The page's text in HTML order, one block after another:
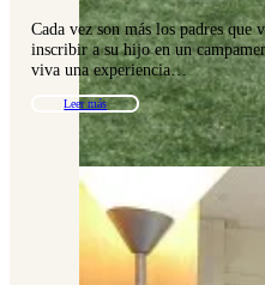
Cada vez son más los padres que
inscribir a su hijo en un
viva una experiencia…
Leer más